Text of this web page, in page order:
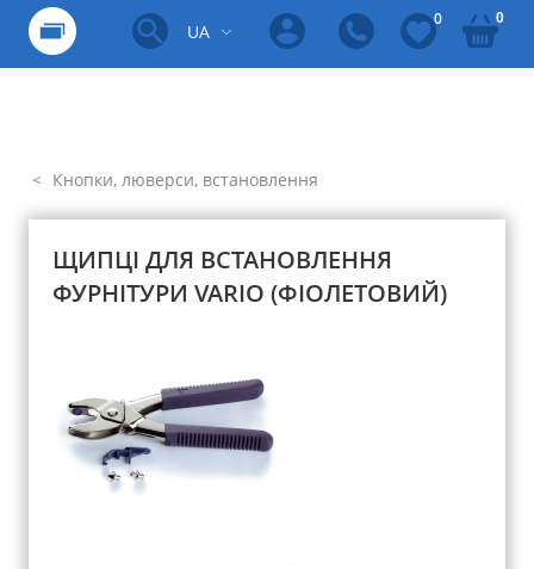
UA
0 0
Кнопки, люверси, встановлення
ЩИПЦІ ДЛЯ ВСТАНОВЛЕННЯ
ФУРНІТУРИ VARIO (ФІОЛЕТОВИЙ)